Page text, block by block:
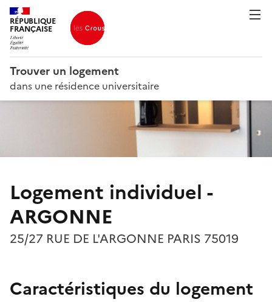
RÉPUBLIQUE
FRANÇAISE
Trouver un logement
dans une résidence universitaire
Logement individuel -
ARGONNE
25/27 RUE DE L'ARGONNE PARIS 75019
Caractéristiques du logement